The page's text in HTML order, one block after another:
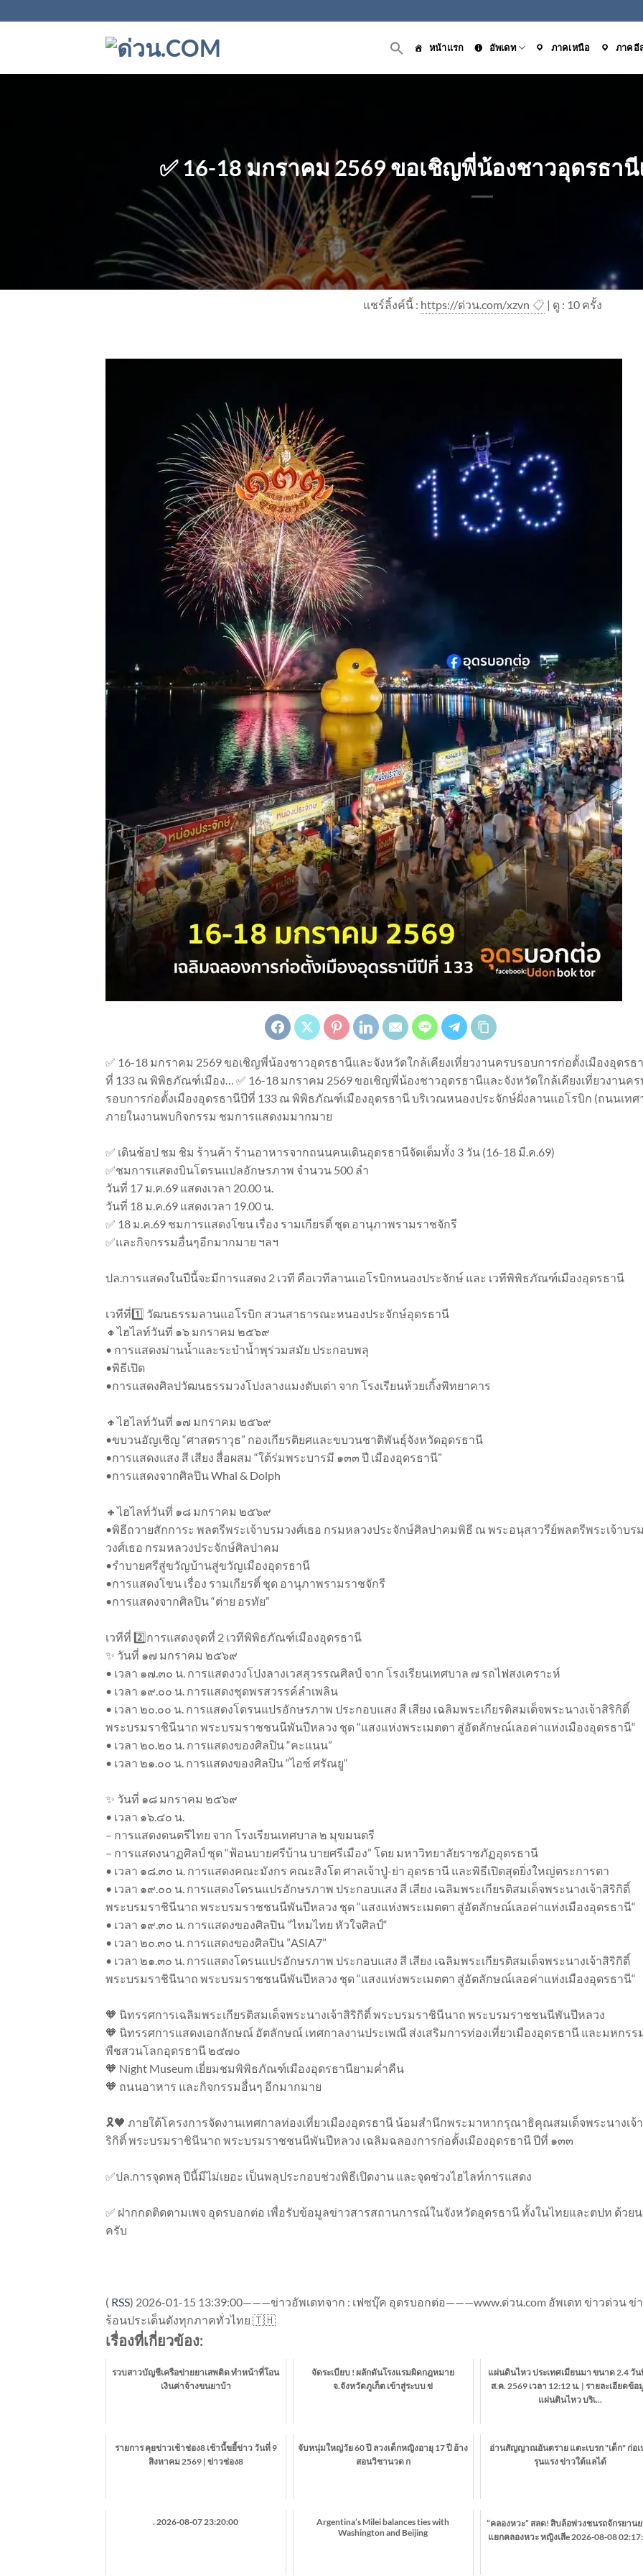
ไป
หน้าแรก อัพเดท ภาคเหนือ ภาคอี
✅ 16-18 มกราคม 2569 ขอเชิญพี่น้องชาวอุดรธา
แชร์ลิ้งค์นี้ : https://ด่วน.com/xzvn 📋 | ดู : 10ครั้ง
✅ 16-18 มกราคม 2569 ขอเชิญพี่น้องชาวอุดรธานีและจังหวัดใกล้เคียงเที่ยวงานครบรอบการก่อตั้งเมืองอุดรธ
ที่ 133 ณ พิพิธภัณฑ์เมือง… ✅ 16-18 มกราคม 2569 ขอเชิญพี่น้องชาวอุดรธานีและจังหวัดใกล้เคียงเที่ยวงานคร
รอบการก่อตั้งเมืองอุดรธานีปีที่ 133 ณ พิพิธภัณฑ์เมืองอุดรธานี บริเวณหนองประจักษ์ฝั่งลานแอโรบิก (ถนนเทศ
ภายในงานพบกิจกรรม ชมการแสดงมมากมาย
✅ เดินช้อป ชม ชิม ร้านค้า ร้านอาหารจากถนนคนเดินอุดรธานีจัดเต็มทั้ง 3 วัน (16-18 มี.ค.69)
✅ชมการแสดงบินโดรนแปลอักษรภาพ จำนวน 500 ลำ
วันที่ 17 ม.ค.69 แสดงเวลา 20.00 น.
วันที่ 18 ม.ค.69 แสดงเวลา 19.00 น.
✅ 18 ม.ค.69 ชมการแสดงโขน เรื่อง รามเกียรติ์ ชุด อานุภาพรามราชจักรี
✅และกิจกรรมอื่นๆอีกมากมาย ฯลฯ
ปล.การแสดงในปีนี้จะมีการแสดง 2 เวที คือเวทีลานแอโรบิกหนองประจักษ์ และ เวทีพิพิธภัณฑ์เมืองอุดรธานี
เวทีที่1️⃣ วัฒนธรรมลานแอโรบิก สวนสาธารณะหนองประจักษ์อุดรธานี
🔸ไฮไลท์วันที่ ๑๖ มกราคม ๒๕๖๙
• การแสดงม่านน้ำและระบำน้ำพุร่วมสมัย ประกอบพลุ
•พิธีเปิด
•การแสดงศิลปวัฒนธรรมวงโปงลางแมงตับเต่า จาก โรงเรียนห้วยเกิ้งพิทยาคาร
🔸ไฮไลท์วันที่ ๑๗ มกราคม ๒๕๖๙
•ขบวนอัญเชิญ “ศาสตราวุธ” กองเกียรติยศและขบวนชาติพันธุ์จังหวัดอุดรธานี
•การแสดงแสง สี เสียง สื่อผสม “ใต้ร่มพระบารมี ๑๓๓ ปี เมืองอุดรธานี”
•การแสดงจากศิลปิน Whal & Dolph
🔸ไฮไลท์วันที่ ๑๘ มกราคม ๒๕๖๙
•พิธีถวายสักการะ พลตรีพระเจ้าบรมวงศ์เธอ กรมหลวงประจักษ์ศิลปาคมพิธี ณ พระอนุสาวรีย์พลตรีพระเจ้าบร
วงศ์เธอ กรมหลวงประจักษ์ศิลปาคม
•รำบายศรีสู่ขวัญบ้านสู่ขวัญเมืองอุดรธานี
•การแสดงโขน เรื่อง รามเกียรติ์ ชุด อานุภาพรามราชจักรี
•การแสดงจากศิลปิน “ต่าย อรทัย”
เวทีที่ 2️⃣การแสดงจุดที่ 2 เวทีพิพิธภัณฑ์เมืองอุดรธานี
✨ วันที่ ๑๗ มกราคม ๒๕๖๙
• เวลา ๑๗.๓๐ น. การแสดงวงโปงลางเวสสุวรรณศิลป์ จาก โรงเรียนเทศบาล ๗ รถไฟสงเคราะห์
• เวลา ๑๙.๐๐ น. การแสดงชุดพรสวรรค์ลำเพลิน
• เวลา ๒๐.๐๐ น. การแสดงโดรนแปรอักษรภาพ ประกอบแสง สี เสียง เฉลิมพระเกียรติสมเด็จพระนางเจ้าสิริกิติ์
พระบรมราชินีนาถ พระบรมราชชนนีพันปีหลวง ชุด “แสงแห่งพระเมตตา สู่อัตลักษณ์เลอค่าแห่งเมืองอุดรธานี“
• เวลา ๒๐.๒๐ น. การแสดงของศิลปิน “คะแนน”
• เวลา ๒๑.๐๐ น. การแสดงของศิลปิน “ไอซ์ ศรัณยู“
✨ วันที่ ๑๘ มกราคม ๒๕๖๙
• เวลา ๑๖.๔๐ น.
– การแสดงดนตรีไทย จาก โรงเรียนเทศบาล ๒ มุขมนตรี
– การแสดงนาฏศิลป์ ชุด “ฟ้อนบายศรีบ้าน บายศรีเมือง” โดย มหาวิทยาลัยราชภัฏอุดรธานี
• เวลา ๑๘.๓๐ น. การแสดงคณะมังกร คณะสิงโต ศาลเจ้าปู่-ย่า อุดรธานี และพิธีเปิดสุดยิ่งใหญ่ตระการตา
• เวลา ๑๙.๐๐ น. การแสดงโดรนแปรอักษรภาพ ประกอบแสง สี เสียง เฉลิมพระเกียรติสมเด็จพระนางเจ้าสิริกิติ์
พระบรมราชินีนาถ พระบรมราชชนนีพันปีหลวง ชุด “แสงแห่งพระเมตตา สู่อัตลักษณ์เลอค่าแห่งเมืองอุดรธานี“
• เวลา ๑๙.๓๐ น. การแสดงของศิลปิน ”ไหมไทย หัวใจศิลป์“
• เวลา ๒๐.๓๐ น. การแสดงของศิลปิน ”ASIA7”
• เวลา ๒๑.๓๐ น. การแสดงโดรนแปรอักษรภาพ ประกอบแสง สี เสียง เฉลิมพระเกียรติสมเด็จพระนางเจ้าสิริกิติ์
พระบรมราชินีนาถ พระบรมราชชนนีพันปีหลวง ชุด “แสงแห่งพระเมตตา สู่อัตลักษณ์เลอค่าแห่งเมืองอุดรธานี“
🧡 นิทรรศการเฉลิมพระเกียรติสมเด็จพระนางเจ้าสิริกิติ์ พระบรมราชินีนาถ พระบรมราชชนนีพันปีหลวง
🧡 นิทรรศการแสดงเอกลักษณ์ อัตลักษณ์ เทศกาลงานประเพณี ส่งเสริมการท่องเที่ยวเมืองอุดรธานี และมหกรร
พืชสวนโลกอุดรธานี ๒๕๗๐
🧡 Night Museum เยี่ยมชมพิพิธภัณฑ์เมืองอุดรธานียามค่ำคืน
🧡 ถนนอาหาร และกิจกรรมอื่นๆ อีกมากมาย
🎗️🖤 ภายใต้โครงการจัดงานเทศกาลท่องเที่ยวเมืองอุดรธานี น้อมสำนึกพระมาหากรุณาธิคุณสมเด็จพระนางเจ้
ริกิติ์ พระบรมราชินีนาถ พระบรมราชชนนีพันปีหลวง เฉลิมฉลองการก่อตั้งเมืองอุดรธานี ปีที่ ๑๓๓
✅ปล.การจุดพลุ ปีนี้มีไม่เยอะ เป็นพลุประกอบช่วงพิธีเปิดงาน และจุดช่วงไฮไลท์การแสดง
✅ ฝากกดติดตามเพจ อุดรบอกต่อ เพื่อรับข้อมูลข่าวสารสถานการณ์ในจังหวัดอุดรธานี ทั้งในไทยและตปท ด้วย
ครับ
( RSS) 2026-01-15 13:39:00———ข่าวอัพเดทจาก : เฟซบุ๊ค อุดรบอกต่อ———www.ด่วน.com อัพเดท ข่าวด่วน ข่
ร้อนประเด็นดังทุกภาคทั่วไทย 🇹🇭
เรื่องที่เกี่ยวข้อง:
รวบสาวบัญชีเครือข่ายยาเสพติด ทำหน้าที่โอน
เงินค่าจ้างขนยาบ้า
จัดระเบียบ ! ผลักดันโรงแรมผิดกฎหมาย
จ.จังหวัดภูเก็ต เข้าสู่ระบบ ข่
แผ่นดินไหว ประเทศเมียนมา ขนาด 2.4 วัน
ส.ค. 2569 เวลา 12:12 น. | รายละเอียดข้อ
แผ่นดินไหว บริเ...
รายการ คุยข่าวเช้าช่อง8 เช้านี้ขยี้ข่าว วันที่ 9
สิงหาคม 2569 | ข่าวช่อง8
จับหนุ่มใหญ่วัย 60 ปี ลวงเด็กหญิงอายุ 17 ปี อ้าง
สอนวิชานวด ก
อ่านสัญญาณอันตราย แตะเบรก "เด็ก" ก่อเ
รุนแรง ข่าวใต้แลได้
. 2026-08-07 23:20:00
Argentina’s Milei balances ties with
Washington and Beijing
“คลองหวะ” สลด! สิบล้อพ่วงชนรถจักรยาน
แยกคลองหวะ หญิงเสีe 2026-08-08